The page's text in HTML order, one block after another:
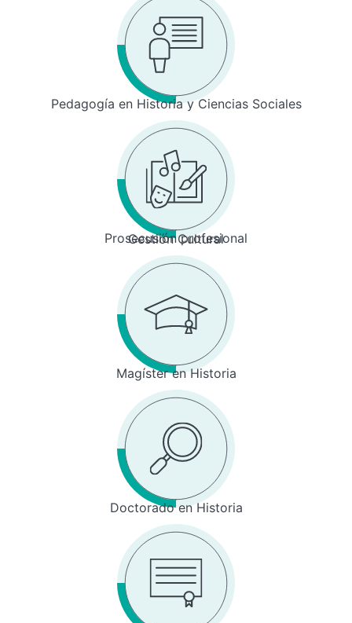
Pedagogía en Historia y Ciencias Sociales
Prosecusión profesional
Gestión Cultural
Magíster en Historia
Doctorado en Historia